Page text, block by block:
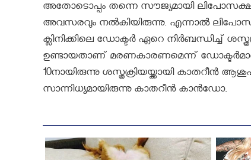
അതോടൊപ്പം തന്നെ സൗജ്യമായി
അവസരവും നല്‍കിയിരുന്നു. എന്നാൽ
ക്ലിനിക്കിലെ ഡോക്ടര്‍ ഏറെ നിര്‍ബന്ധിച്ച്
ഉണ്ടായതാണ് മരണകാരണമെന്ന്
10നായിരുന്നു ശസ്ത്രക്രിയയ്ക്കായി കാതറീൻ
സാന്നിധ്യമായിരുന്നു കാതറീന്‍ കാന്‍ഡോ.